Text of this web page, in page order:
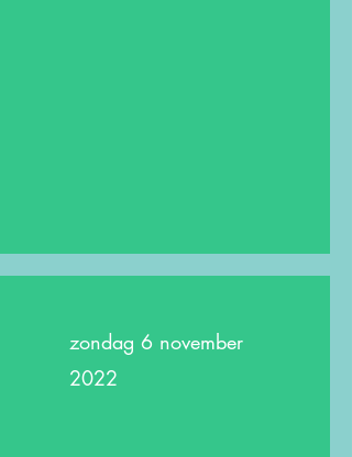
zondag 6 november
2022